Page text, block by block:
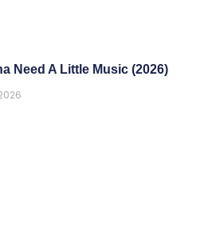
Need A Little Music (2026)